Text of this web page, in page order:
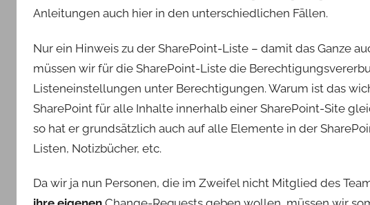
Anleitungen auch hier in den unterschiedlichen Fällen.
Nur ein Hinweis zu der SharePoint-Liste – damit das Ganze
müssen wir für die SharePoint-Liste die
Listeneinstellungen unter Berechtigungen. Warum ist das
SharePoint für alle Inhalte innerhalb einer SharePoint-Site
so hat er grundsätzlich auch auf alle Elemente in der
Listen, Notizbücher, etc.
Da wir ja nun Personen, die im Zweifel nicht Mitglied des